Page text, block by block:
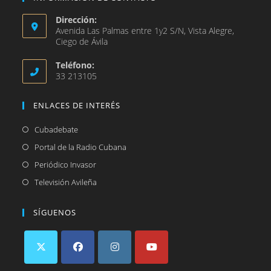
Dirección:
Avenida Las Palmas entre 1y2 S/N, Vista Alegre,
Ciego de Ávila
Teléfono:
33 213105
ENLACES DE INTERÉS
CubadebateSe
abre
nueva
Portal de la Radio Cubana
Periódico InvasorSe
abre
Televisión Avileña
nueva
SÍGUENOS